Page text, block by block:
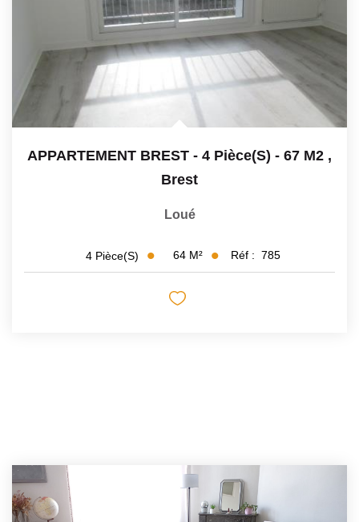
APPARTEMENT BREST - 4 Pièce(s) - 67 M2 ,
Brest
Loué
4 Pièce(s) 64 M² Réf : 785